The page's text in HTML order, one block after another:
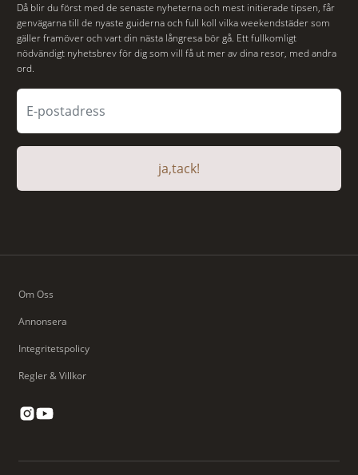
Då blir du först med de senaste nyheterna och mest initierade tipsen, får
genvägarna till de nyaste guiderna och full koll vilka weekendstäder som
gäller framöver och vart din nästa långresa bör gå. Ett fullkomligt
nödvändigt nyhetsbrev för dig som vill få ut mer av dina resor, med andra
ord.
ja,tack!
Om Oss
Annonsera
Integritetspolicy
Regler & Villkor